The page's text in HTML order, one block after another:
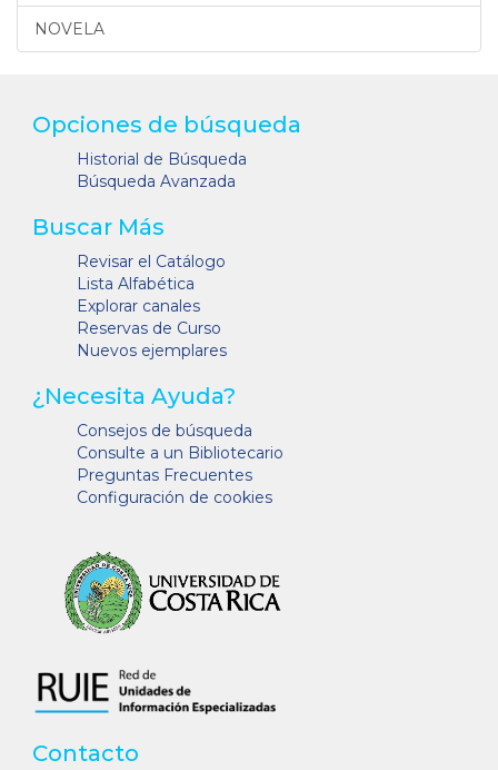
NOVELA
Opciones de búsqueda
Historial de Búsqueda
Búsqueda Avanzada
Buscar Más
Revisar el Catálogo
Lista Alfabética
Explorar canales
Reservas de Curso
Nuevos ejemplares
¿Necesita Ayuda?
Consejos de búsqueda
Consulte a un Bibliotecario
Preguntas Frecuentes
Configuración de cookies
Contacto